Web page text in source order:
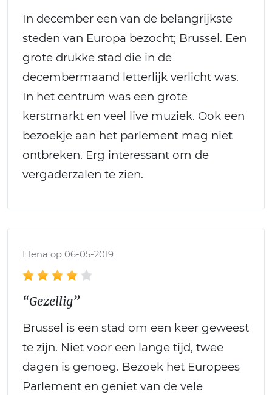
In december een van de belangrijkste
steden van Europa bezocht; Brussel. Een
grote drukke stad die in de
decembermaand letterlijk verlicht was.
In het centrum was een grote
kerstmarkt en veel live muziek. Ook een
bezoekje aan het parlement mag niet
ontbreken. Erg interessant om de
vergaderzalen te zien.
Elena op 06-05-2019
“Gezellig”
Brussel is een stad om een keer geweest
te zijn. Niet voor een lange tijd, twee
dagen is genoeg. Bezoek het Europees
Parlement en geniet van de vele